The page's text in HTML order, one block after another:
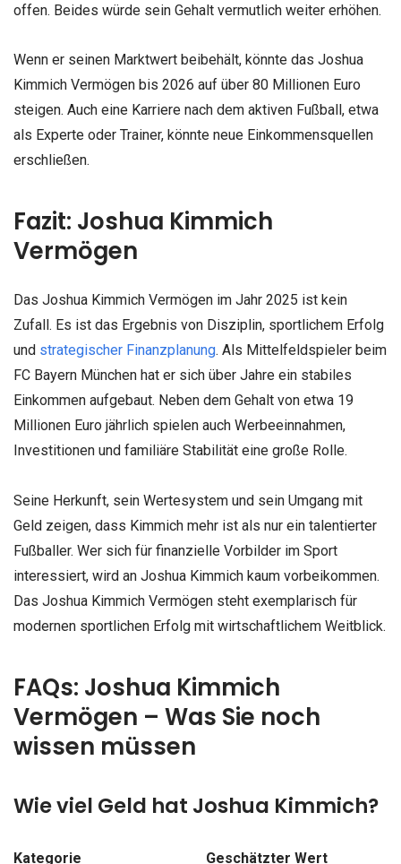
offen. Beides würde sein Gehalt vermutlich weiter erhöhen.
Wenn er seinen Marktwert beibehält, könnte das Joshua
Kimmich Vermögen bis 2026 auf über 80 Millionen Euro
steigen. Auch eine Karriere nach dem aktiven Fußball, etwa
als Experte oder Trainer, könnte neue Einkommensquellen
erschließen.
Fazit: Joshua Kimmich
Vermögen
Das Joshua Kimmich Vermögen im Jahr 2025 ist kein
Zufall. Es ist das Ergebnis von Disziplin, sportlichem Erfolg
und strategischer Finanzplanung. Als Mittelfeldspieler beim
FC Bayern München hat er sich über Jahre ein stabiles
Einkommen aufgebaut. Neben dem Gehalt von etwa 19
Millionen Euro jährlich spielen auch Werbeeinnahmen,
Investitionen und familiäre Stabilität eine große Rolle.
Seine Herkunft, sein Wertesystem und sein Umgang mit
Geld zeigen, dass Kimmich mehr ist als nur ein talentierter
Fußballer. Wer sich für finanzielle Vorbilder im Sport
interessiert, wird an Joshua Kimmich kaum vorbeikommen.
Das Joshua Kimmich Vermögen steht exemplarisch für
modernen sportlichen Erfolg mit wirtschaftlichem Weitblick.
FAQs: Joshua Kimmich
Vermögen – Was Sie noch
wissen müssen
Wie viel Geld hat Joshua Kimmich?
Kategorie Geschätzter Wert